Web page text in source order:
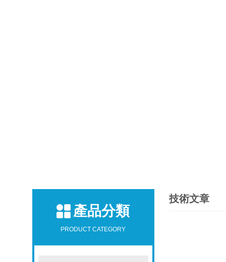
產品分類
PRODUCT CATEGORY
技術文章